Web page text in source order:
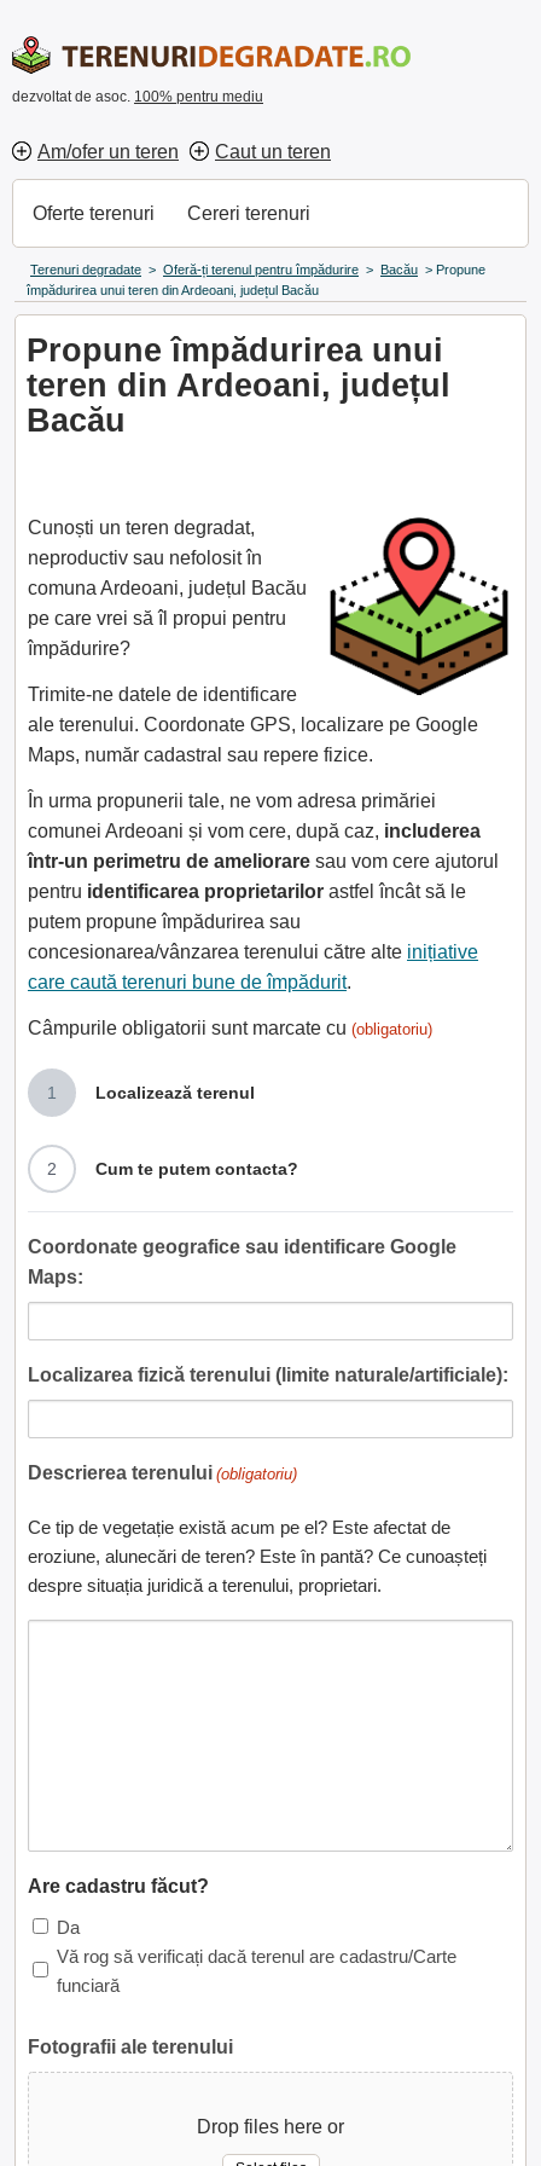
dezvoltat de asoc. 100% pentru mediu
Am/ofer un teren Caut un teren
Oferte terenuri Cereri terenuri
Terenuri degradate > Oferă-ți terenul pentru împădurire > Bacău > Propune
împădurirea unui teren din Ardeoani, județul Bacău
Propune împădurirea unui
teren din Ardeoani, județul
Bacău
Cunoști un teren degradat,
neproductiv sau nefolosit în
comuna Ardeoani, județul Bacău
pe care vrei să îl propui pentru
împădurire?
Trimite-ne datele de identificare
ale terenului. Coordonate GPS, localizare pe Google
Maps, număr cadastral sau repere fizice.
În urma propunerii tale, ne vom adresa primăriei
comunei Ardeoani și vom cere, după caz, includerea
într-un perimetru de ameliorare sau vom cere ajutorul
pentru identificarea proprietarilor astfel încât să le
putem propune împădurirea sau
concesionarea/vânzarea terenului către alte inițiative
care caută terenuri bune de împădurit.
Câmpurile obligatorii sunt marcate cu (obligatoriu)
1 Localizează terenul
2 Cum te putem contacta?
Coordonate geografice sau identificare Google
Maps:
Localizarea fizică terenului (limite naturale/artificiale):
Descrierea terenului (obligatoriu)
Ce tip de vegetație există acum pe el? Este afectat de
eroziune, alunecări de teren? Este în pantă? Ce cunoașteți
despre situația juridică a terenului, proprietari.
Are cadastru făcut?
Da
Vă rog să verificați dacă terenul are cadastru/Carte
funciară
Fotografii ale terenului
Drop files here or